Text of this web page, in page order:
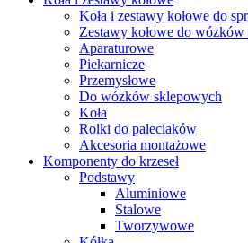
Koła i zestawy kołowe do
Zestawy kołowe do
Aparaturowe
Piekarnicze
Przemysłowe
Do wózków sklepowych
Koła
Rolki do paleciaków
Akcesoria montażowe
Komponenty do krzeseł
Podstawy
Aluminiowe
Stalowe
Tworzywowe